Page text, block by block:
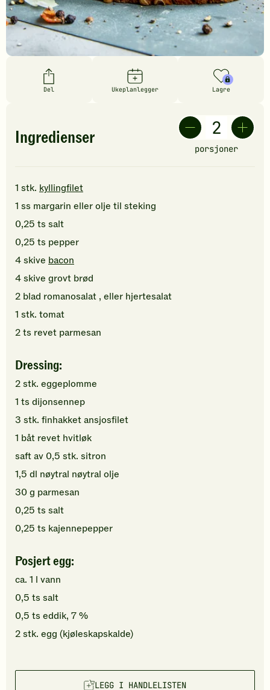
Del Ukeplanlegger Lagre
Ingredienser
porsjoner
1 stk. kyllingfilet
1 ss margarin eller olje til steking
0,25 ts salt
0,25 ts pepper
4skive bacon
4skive grovt brød
2 blad romanosalat , eller hjertesalat
1 stk. tomat
2ts revet parmesan
Dressing:
2stk. eggeplomme
1 ts dijonsennep
3 stk. finhakketansjosfilet
1 båt revet hvitløk
saft av 0,5 stk. sitron
1,5 dl nøytral nøytral olje
30g parmesan
0,25 ts salt
0,25 ts kajennepepper
Posjert egg:
ca. 1 l vann
0,5 ts salt
0,5 ts eddik, 7 %
2stk. egg (kjøleskapskalde)
LEGG I HANDLELISTEN